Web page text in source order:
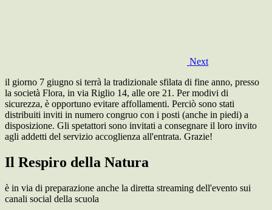
Next
il giorno 7 giugno si terrà la tradizionale sfilata di fine anno, presso
la società Flora, in via Riglio 14, alle ore 21. Per modivi di
sicurezza, è opportuno evitare affollamenti. Perciò sono stati
distribuiti inviti in numero congruo con i posti (anche in piedi) a
disposizione. Gli spetattori sono invitati a consegnare il loro invito
agli addetti del servizio accoglienza all'entrata. Grazie!
Il Respiro della Natura
è in via di preparazione anche la diretta streaming dell'evento sui
canali social della scuola